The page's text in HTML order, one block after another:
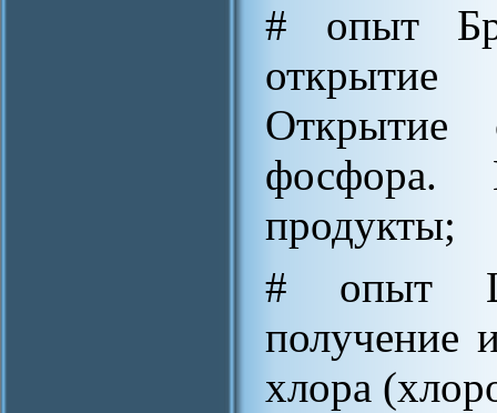
# опыт
Открытие
фосфора.
продукты;
# опыт
получение
хлора